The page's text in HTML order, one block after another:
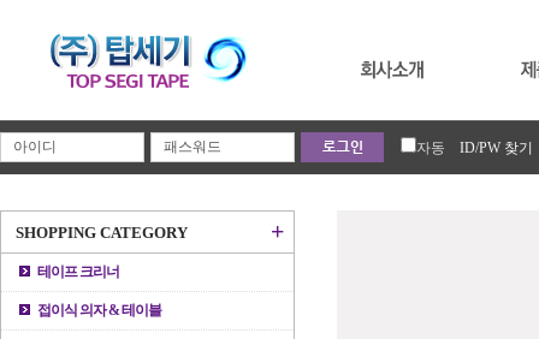
자동 ID/PW 찾기
SHOPPING CATEGORY +
테이프 크리너
접이식 의자 & 테이블